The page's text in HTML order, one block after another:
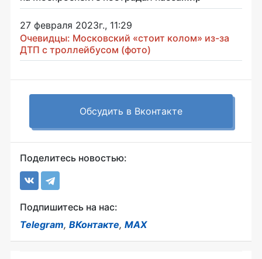
27 февраля 2023г., 11:29
Очевидцы: Московский «стоит колом» из-за
ДТП с троллейбусом (фото)
Обсудить в Вконтакте
Поделитесь новостью:
Подпишитесь на нас:
Telegram, ВКонтакте, MAX